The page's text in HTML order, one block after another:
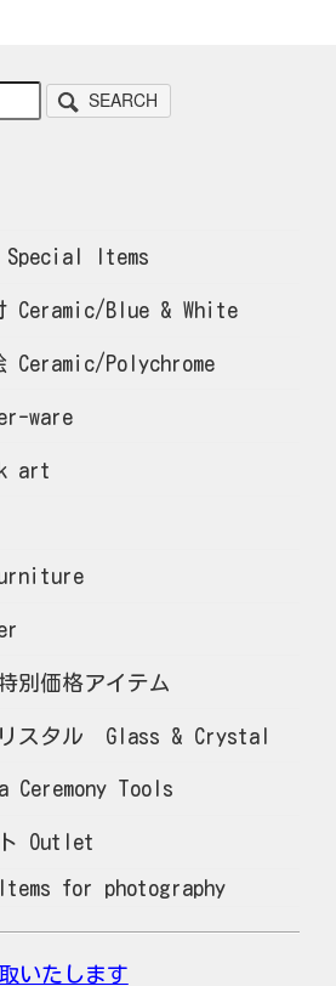
SEARCH
Special Items
Ceramic/Blue & White
Ceramic/Polychrome
ware
art
別価格アイテム
スタル Glass & Crystal
Ceremony Tools
Outlet
for photography
いたします